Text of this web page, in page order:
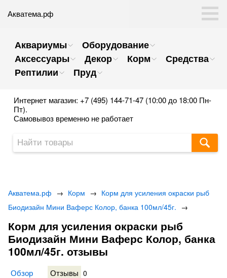
Акватема.рф
Аквариумы
Оборудование
Аксессуары
Декор Корм
Средства
Рептилии
Пруд
Интернет магазин: +7 (495) 144-71-47 (10:00 до 18:00 Пн-
Пт).
Самовывоз временно не работает
Акватема.рф → Корм → Корм для усиления окраски рыб
Биодизайн Мини Ваферс Колор, банка 100мл/45г. →
Корм для усиления окраски рыб
Биодизайн Мини Ваферс Колор, банка
100мл/45г. отзывы
Обзор Отзывы 0